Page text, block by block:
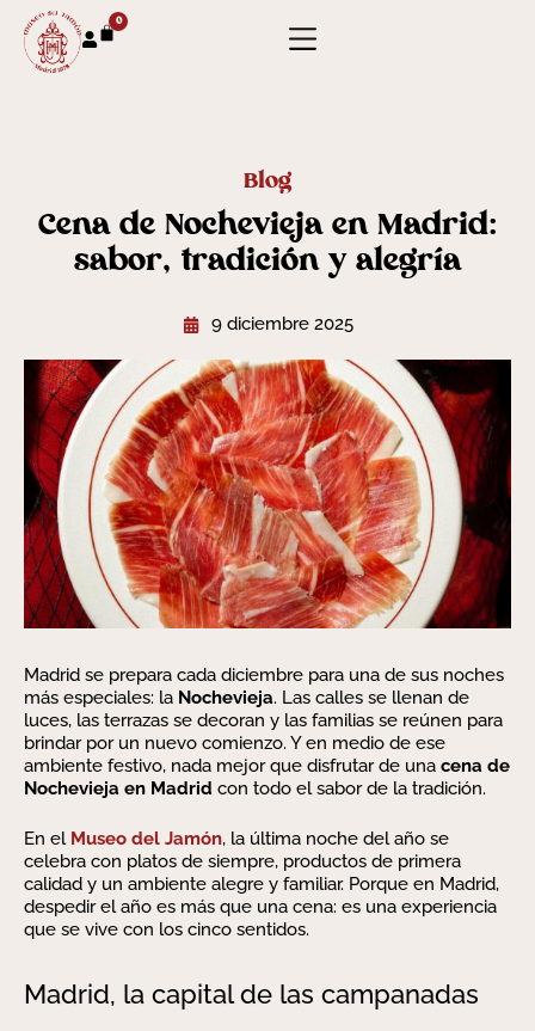
0
Blog
Cena de Nochevieja en Madrid:
sabor, tradición y alegría
9 diciembre 2025
Madrid se prepara cada diciembre para una de sus noches
más especiales: la Nochevieja. Las calles se llenan de
luces, las terrazas se decoran y las familias se reúnen para
brindar por un nuevo comienzo. Y en medio de ese
ambiente festivo, nada mejor que disfrutar de una cena de
Nochevieja en Madrid con todo el sabor de la tradición.
En el Museo del Jamón, la última noche del año se
celebra con platos de siempre, productos de primera
calidad y un ambiente alegre y familiar. Porque en Madrid,
despedir el año es más que una cena: es una experiencia
que se vive con los cinco sentidos.
Madrid, la capital de las campanadas